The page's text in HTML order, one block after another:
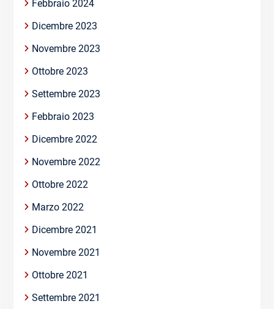
Febbraio 2024
Dicembre 2023
Novembre 2023
Ottobre 2023
Settembre 2023
Febbraio 2023
Dicembre 2022
Novembre 2022
Ottobre 2022
Marzo 2022
Dicembre 2021
Novembre 2021
Ottobre 2021
Settembre 2021